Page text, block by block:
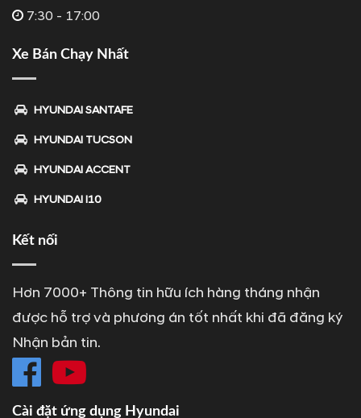
7:30 - 17:00
Xe Bán Chạy Nhất
HYUNDAI SANTAFE
HYUNDAI TUCSON
HYUNDAI ACCENT
HYUNDAI I10
Kết nối
Hơn 7000+ Thông tin hữu ích hàng tháng nhận
được hỗ trợ và phương án tốt nhất khi đã đăng ký
Nhận bản tin.
Cài đặt ứng dụng Hyundai